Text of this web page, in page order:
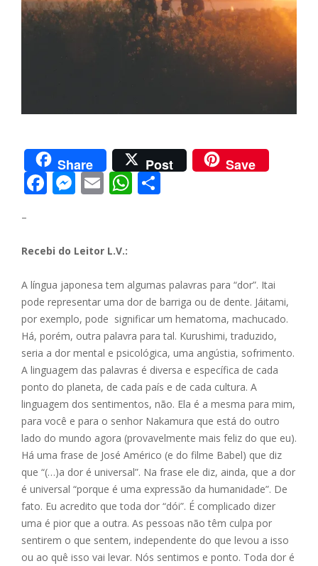
Share Post Save
F
b
o
k
M
e
g
er
E
l
W
A
p
p
–
Recebi do Leitor L.V.:
A língua japonesa tem algumas palavras para “dor”. Itai
pode representar uma dor de barriga ou de dente. Jáitami,
por exemplo, pode significar um hematoma, machucado.
Há, porém, outra palavra para tal. Kurushimi, traduzido,
seria a dor mental e psicológica, uma angústia, sofrimento.
A linguagem das palavras é diversa e específica de cada
ponto do planeta, de cada país e de cada cultura. A
linguagem dos sentimentos, não. Ela é a mesma para mim,
para você e para o senhor Nakamura que está do outro
lado do mundo agora (provavelmente mais feliz do que eu).
Há uma frase de José Américo (e do filme Babel) que diz
que “(…)a dor é universal”. Na frase ele diz, ainda, que a dor
é universal “porque é uma expressão da humanidade”. De
fato. Eu acredito que toda dor “dói”. É complicado dizer
uma é pior que a outra. As pessoas não têm culpa por
sentirem o que sentem, independente do que levou a isso
ou ao quê isso vai levar. Nós sentimos e ponto. Toda dor é